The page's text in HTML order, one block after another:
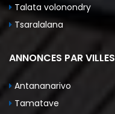
Talata volonondry
Tsaralalana
ANNONCES PAR VILLES
Antananarivo
Tamatave